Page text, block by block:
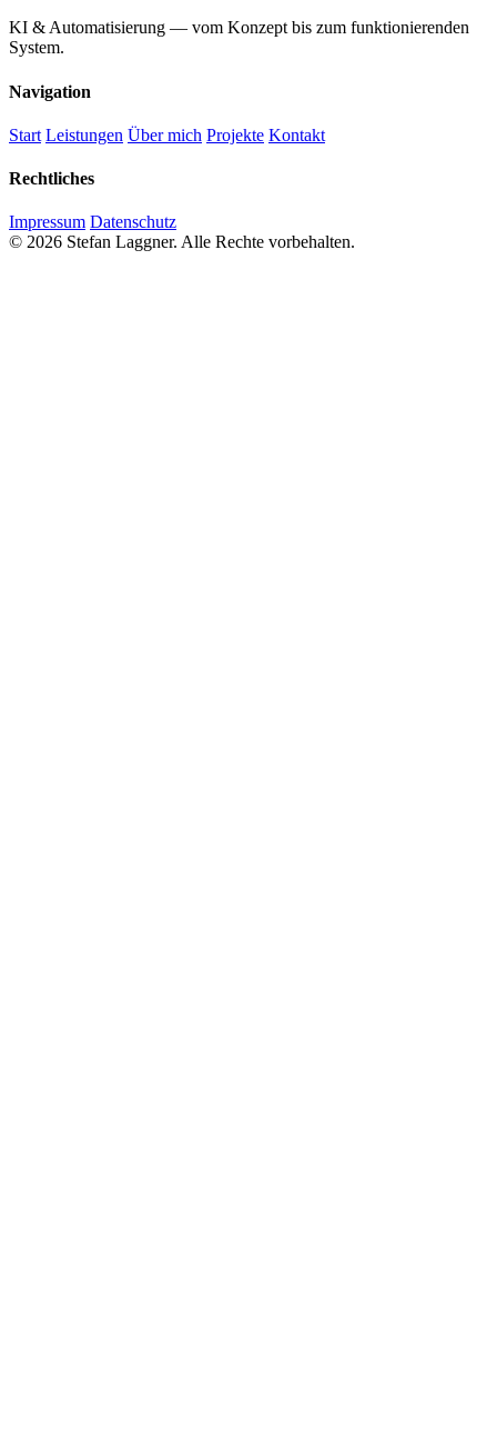
KI & Automatisierung — vom Konzept bis zum funktionierenden
System.
Navigation
Start Leistungen Über mich Projekte Kontakt
Rechtliches
Impressum Datenschutz
© 2026 Stefan Laggner. Alle Rechte vorbehalten.